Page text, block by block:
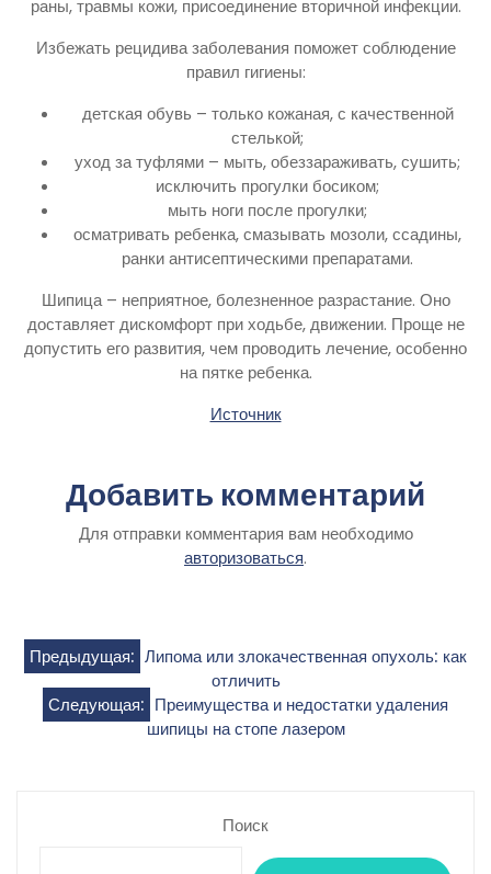
раны, травмы кожи, присоединение вторичной инфекции.
Избежать рецидива заболевания поможет соблюдение
правил гигиены:
детская обувь – только кожаная, с качественной
стелькой;
уход за туфлями – мыть, обеззараживать, сушить;
исключить прогулки босиком;
мыть ноги после прогулки;
осматривать ребенка, смазывать мозоли, ссадины,
ранки антисептическими препаратами.
Шипица – неприятное, болезненное разрастание. Оно
доставляет дискомфорт при ходьбе, движении. Проще не
допустить его развития, чем проводить лечение, особенно
на пятке ребенка.
Источник
Добавить комментарий
Для отправки комментария вам необходимо
авторизоваться.
Навигация
по
записям
Предыдущая: Липома или злокачественная опухоль: как
отличить
Следующая: Преимущества и недостатки удаления
шипицы на стопе лазером
Поиск